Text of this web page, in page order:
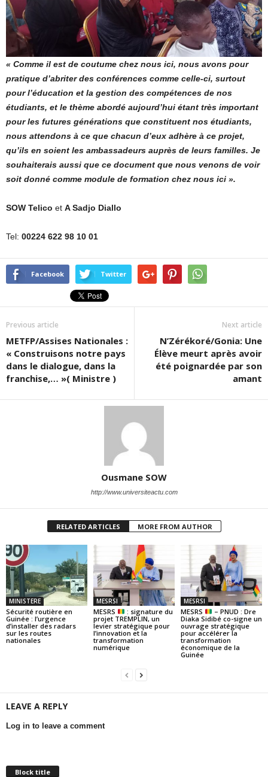
« Comme il est de coutume chez nous ici, nous avons pour
pratique d’abriter des conférences comme celle-ci, surtout
pour l’éducation et la gestion des compétences de nos
étudiants, et le thème abordé aujourd’hui étant très important
pour les futures générations que constituent nos étudiants,
nous attendons à ce que chacun d’eux adhère à ce projet,
qu’ils en soient les ambassadeurs auprès de leurs familles. Je
souhaiterais aussi que ce document que nous venons de voir
soit donné comme module de formation chez nous ici ».
SOW Telico et A Sadjo Diallo
Tel: 00224 622 98 10 01
Facebook Twitter
Previous article
METFP/Assises Nationales :
« Construisons notre pays
dans le dialogue, dans la
franchise,… »( Ministre )
Next article
N’Zérékoré/Gonia: Une
Élève meurt après avoir
été poignardée par son
amant
Ousmane SOW
http://www.universiteactu.com
RELATED ARTICLES MORE FROM AUTHOR
MINISTERE
Sécurité routière en
Guinée : l’urgence
d’installer des radars
sur les routes
nationales
MESRSI
MESRS
: signature du
projet TREMPLIN, un
levier stratégique pour
l’innovation et la
transformation
numérique
MESRSI
MESRS
– PNUD : Dre
Diaka Sidibé co-signe un
ouvrage stratégique
pour accélérer la
transformation
économique de la
Guinée
LEAVE A REPLY
Log in to leave a comment
Block title